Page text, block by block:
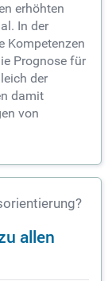
erhöhten
In der
Kompetenzen
Prognose für
der
damit
von
allen